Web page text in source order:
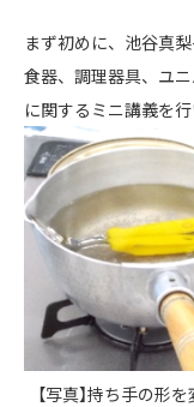
まず初めに、池谷真
食器、調理器具、ユニ
に関するミニ講義を行
【写真】持ち手の形